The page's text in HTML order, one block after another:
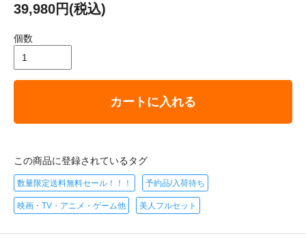
39,980円(税込)
個数
カートに入れる
この商品に登録されているタグ
数量限定送料無料セール！！！ 予約品/入荷待ち
映画・TV・アニメ・ゲーム他 美人フルセット